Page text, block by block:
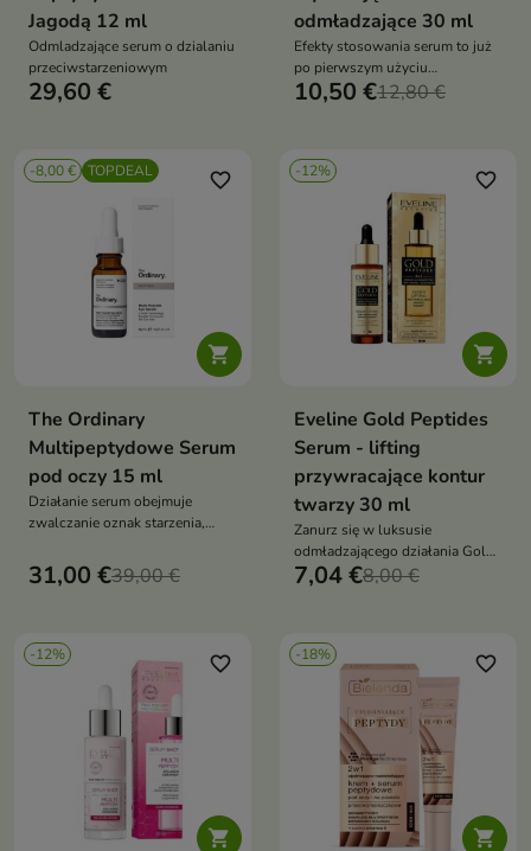
Jagodą 12 ml
Odmladzające serum o dzialaniu
przeciwstarzeniowym
29,60 €
odmładzające 30 ml
Efekty stosowania serum to już
po pierwszym użyciu
nawilżenie, gładkość i uczucie
10,50 €12,80 €
-8,00 € TOPDEAL

favorite_border
The Ordinary
Multipeptydowe Serum
pod oczy 15 ml
Działanie serum obejmuje
zwalczanie oznak starzenia,
widoczności cieni pod oczami,
napinanie i ujędrnianie skóry
31,00 €39,00 €
-12%

favorite_border
Eveline Gold Peptides
Serum - lifting
przywracające kontur
twarzy 30 ml
Zanurz się w luksusie
odmładzającego działania Gold
Peptides i ciesz się promiennym
7,04 €8,00 €
-12%

favorite_border -18%

favorite_border